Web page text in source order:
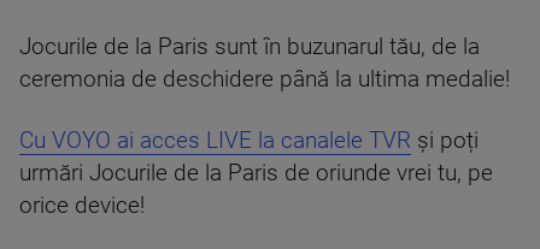
Jocurile de la Paris sunt în buzunarul tău, de la
ceremonia de deschidere până la ultima medalie!
Cu VOYO ai acces LIVE la canalele TVR și poți
urmări Jocurile de la Paris de oriunde vrei tu, pe
orice device!